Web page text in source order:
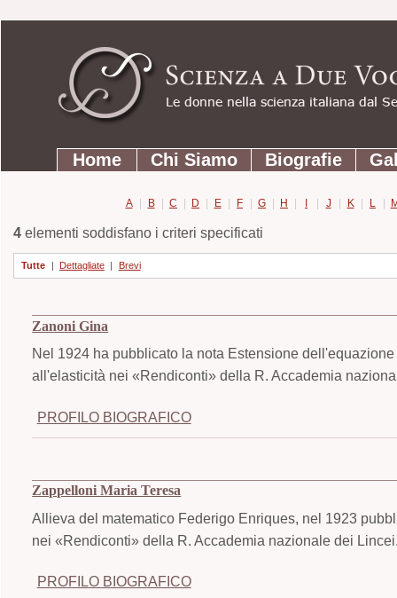
contenuti.
Strumenti
personali
SezioniHome Chi Siamo Biografie
A | B | C | D | E | F | G | H | I | J | K | L |
4elementi soddisfano i criteri specificati
Tutte | Dettagliate | Brevi
Zanoni Gina
Nel 1924 ha pubblicato la nota Estensione
all'elasticità nei «Rendiconti» della R. Accademia
PROFILO BIOGRAFICO
Zappelloni Maria Teresa
Allieva del matematico Federigo Enriques, nel 1923
nei «Rendiconti» della R. Accademia nazionale dei
PROFILO BIOGRAFICO